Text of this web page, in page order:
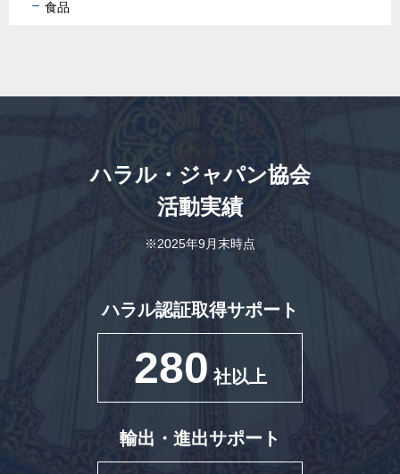
食品
ハラル・ジャパン協会
活動実績
※2025年9月末時点
ハラル認証取得サポート
280 社以上
輸出・進出サポート